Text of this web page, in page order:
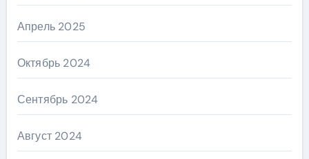
Апрель 2025
Октябрь 2024
Сентябрь 2024
Август 2024